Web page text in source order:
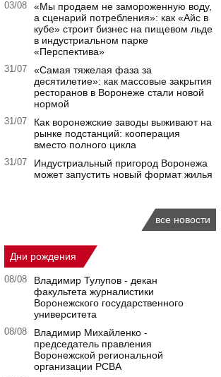
03/08
«Мы продаем не замороженную воду,
а сценарий потребления»: как «Айс в
кубе» строит бизнес на пищевом льде
в индустриальном парке
«Перспектива»
31/07
«Самая тяжелая фаза за
десятилетие»: как массовые закрытия
ресторанов в Воронеже стали новой
нормой
31/07
Как воронежские заводы выживают на
рынке подстанций: кооперация
вместо полного цикла
31/07
Индустриальный пригород Воронежа
может запустить новый формат жилья
все новости
Дни рождения
08/08
Владимир Тулупов - декан
факультета журналистики
Воронежского государственного
университета
08/08
Владимир Михайленко -
председатель правления
Воронежской региональной
организации РСВА